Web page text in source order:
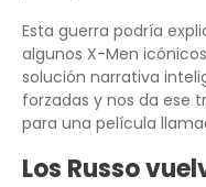
Esta guerra podría
algunos X-Men
solución narrativa
forzadas y nos da ese
para una película
Los Russo